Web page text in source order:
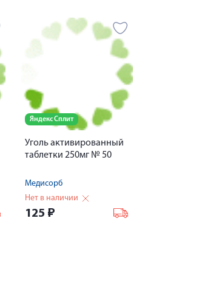
Яндекс Сплит
Уголь активированный
таблетки 250мг № 50
Медисорб
Нет в наличии
125 ₽